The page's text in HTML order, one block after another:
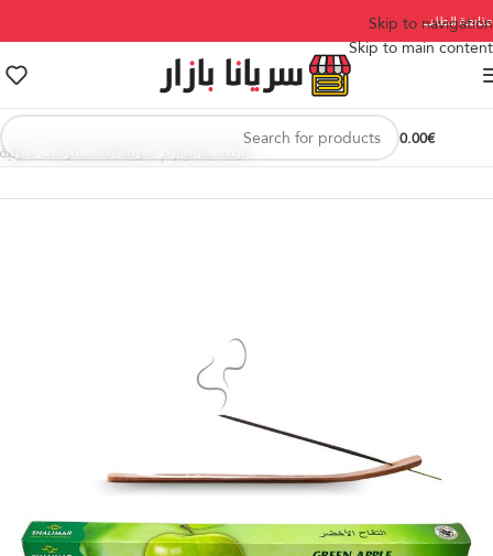
Skip to navigation
Skip to main content
متابعة الطلب
0.00€
الرئيسية/لوازم منزلية/المستلزمات منزلية